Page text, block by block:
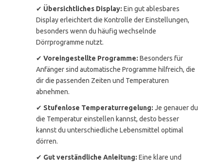
✔ Übersichtliches Display: Ein gut ablesbares
Display erleichtert die Kontrolle der Einstellungen,
besonders wenn du häufig wechselnde
Dörrprogramme nutzt.
✔ Voreingestellte Programme: Besonders für
Anfänger sind automatische Programme hilfreich, die
dir die passenden Zeiten und Temperaturen
abnehmen.
✔ Stufenlose Temperaturregelung: Je genauer du
die Temperatur einstellen kannst, desto besser
kannst du unterschiedliche Lebensmittel optimal
dörren.
✔ Gut verständliche Anleitung: Eine klare und